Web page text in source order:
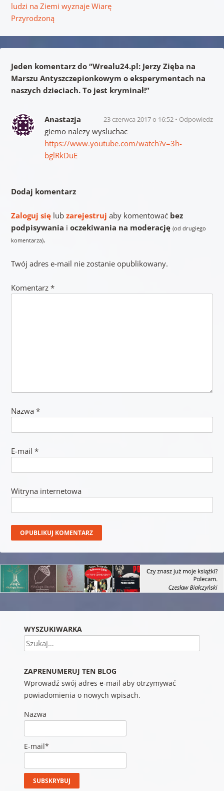
ludzi na Ziemi wyznaje Wiarę
Przyrodzoną
Jeden komentarz do “Wrealu24.pl: Jerzy Zięba na
Marszu Antyszczepionkowym o eksperymentach na
naszych dzieciach. To jest kryminał!”
Anastazja 23 czerwca 2017 o 16:52 Odpowiedz
giemo nalezy wysluchac
https://www.youtube.com/watch?v=3h-
bglRkDuE
Dodaj komentarz
Zaloguj sięlub zarejestruj aby komentować bez
podpisywania i oczekiwania na moderację (od drugiego
komentarza).
Twój adres e-mail nie zostanie opublikowany.
Komentarz *
Nazwa *
E-mail *
Witryna internetowa
WYSZUKIWARKA
Szukaj
ZAPRENUMERUJ TEN BLOG
Wprowadź swój adres e-mail aby otrzymywać
powiadomienia o nowych wpisach.
Nazwa
E-mail*